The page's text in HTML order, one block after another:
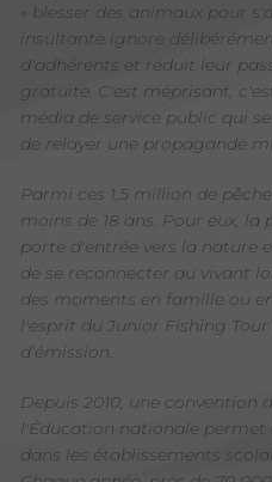
« blesser des animaux pour
insultante ignore
d'adhérents et réduit leur
gratuite. C'est méprisant,
média de service public qui
de relayer une propagande
Parmi ces 1,5 million de
moins de 18 ans. Pour eux,
porte d'entrée vers la nature
de se reconnecter au vivant
des moments en famille ou
l'esprit du Junior Fishing
d’émission.
Depuis 2010, une convention
l'Éducation nationale permet
dans les établissements